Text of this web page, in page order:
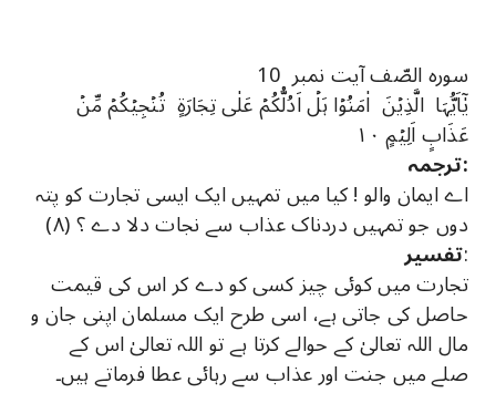
10 سورہ الصّف آیت نمبر
یٰۤاَیُّہَا الَّذِیۡنَ اٰمَنُوۡا ہَلۡ اَدُلُّکُمۡ عَلٰی تِجَارَۃٍ تُنۡجِیۡکُمۡ مِّنۡ
عَذَابٍ اَلِیۡمٍ ۱۰
ترجمہ:
اے ایمان والو ! کیا میں تمہیں ایک ایسی تجارت کو پتہ
دوں جو تمہیں دردناک عذاب سے نجات دلا دے ؟ (٨)
تفسیر:
تجارت میں کوئی چیز کسی کو دے کر اس کی قیمت
حاصل کی جاتی ہے، اسی طرح ایک مسلمان اپنی جان و
مال اللہ تعالیٰ کے حوالے کرتا ہے تو اللہ تعالیٰ اس کے
صلے میں جنت اور عذاب سے رہائی عطا فرماتے ہیں۔